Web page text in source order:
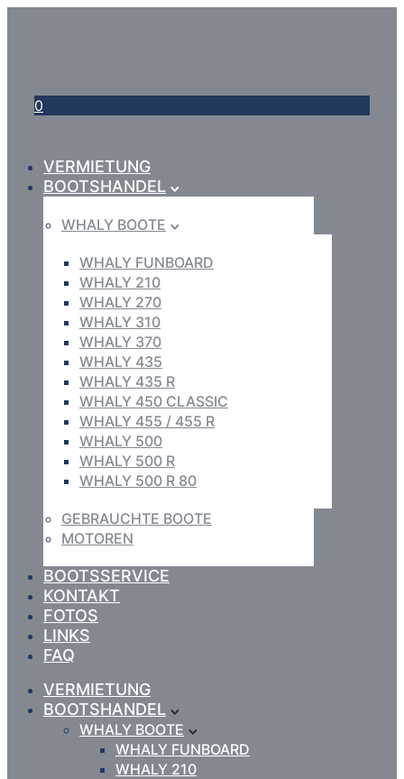
0
VERMIETUNG
BOOTSHANDEL
WHALY BOOTE
WHALY FUNBOARD
WHALY 210
WHALY 270
WHALY 310
WHALY 370
WHALY 435
WHALY 435 R
WHALY 450 CLASSIC
WHALY 455 / 455 R
WHALY 500
WHALY 500 R
WHALY 500 R 80
GEBRAUCHTE BOOTE
MOTOREN
BOOTSSERVICE
KONTAKT
FOTOS
LINKS
FAQ
VERMIETUNG
BOOTSHANDEL
WHALY BOOTE
WHALY FUNBOARD
WHALY 210